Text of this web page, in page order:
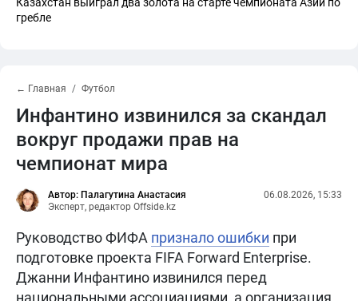
Казахстан выиграл два золота на старте чемпионата Азии по
гребле
← Главная Футбол
Инфантино извинился за скандал
вокруг продажи прав на
чемпионат мира
Автор: Палагутина Анастасия
Эксперт, редактор Offside.kz
06.08.2026, 15:33
Руководство ФИФА признало ошибки при
подготовке проекта FIFA Forward Enterprise.
Джанни Инфантино извинился перед